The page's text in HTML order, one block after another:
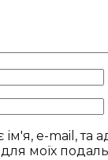
e-mail, та
моїх